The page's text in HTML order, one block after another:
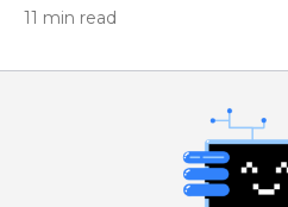
11 min read